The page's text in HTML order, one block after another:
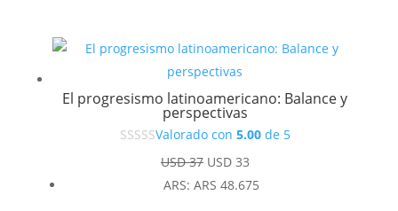
El progresismo latinoamericano: Balance y
perspectivas
Valorado con 5.00de 5
USD37 El
precio
USD33El
precio
ARS: ARS 48.675